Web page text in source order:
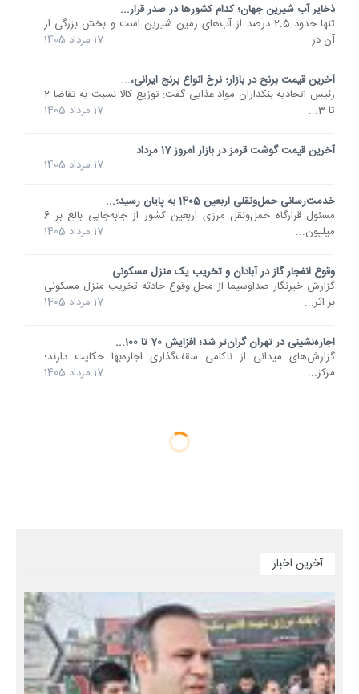
ذخایر آب شیرین جهان؛ کدام کشورها در صدر قرار...
تنها حدود 2.5 درصد از آب‌های زمین شیرین است و بخش بزرگی از
آن در...
17 مرداد 1405
آخرین قیمت برنج در بازار؛ نرخ انواع برنج ایرانی،...
رئیس اتحادیه بنکداران مواد غذایی گفت: توزیع کالا نسبت به تقاضا 2
تا 3...
17 مرداد 1405
آخرین قیمت گوشت قرمز در بازار امروز 17 مرداد
17 مرداد 1405
خدمت‌رسانی حمل‌ونقلی اربعین 1405 به پایان رسید؛...
مسئول قرارگاه حمل‌ونقل مرزی اربعین کشور از جابه‌جایی بالغ بر 6
میلیون...
17 مرداد 1405
وقوع انفجار گاز در آبادان و تخریب یک منزل مسکونی
گزارش خبرنگار صداوسیما از محل وقوع حادثه‌ تخریب منزل مسکونی
بر اثر...
17 مرداد 1405
اجاره‌نشینی در تهران گران‌تر شد؛ افزایش 70 تا 100...
گزارش‌های میدانی از ناکامی سقف‌گذاری اجاره‌بها حکایت دارند؛
مرکز...
17 مرداد 1405
آخرین اخبار